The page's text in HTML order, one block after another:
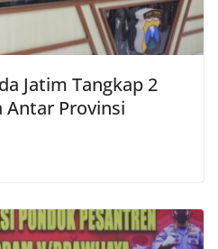
Jatim Tangkap 2
Antar Provinsi